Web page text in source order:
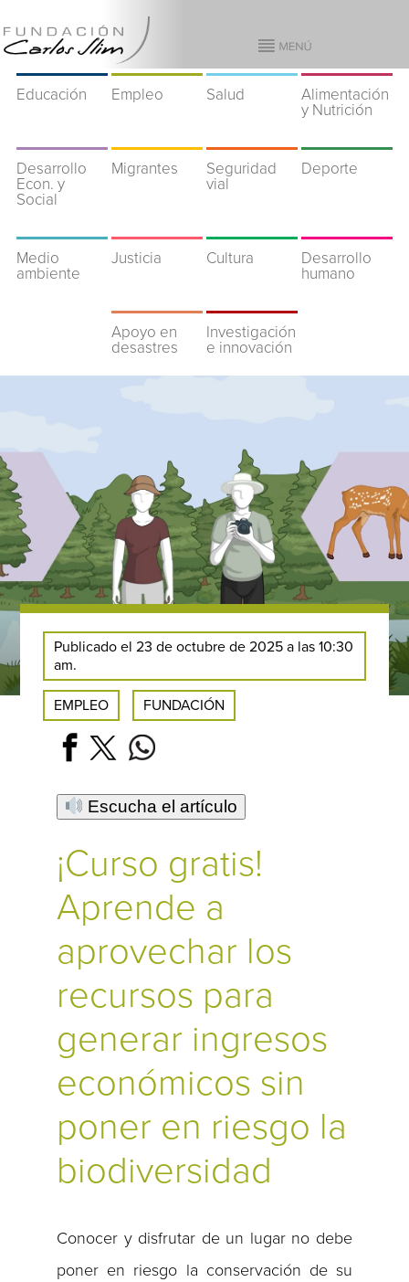
Educación Empleo Salud
Alimentación
y Nutrición
Desarrollo
Econ. y
Social
Migrantes
Seguridad
vial
Deporte
Medio
ambiente
Justicia Cultura
Desarrollo
humano
Apoyo en
desastres
Investigación
e innovación
Publicado el 23 de octubre de 2025 a las 10:30
am.
EMPLEO FUNDACIÓN
Escucha el artículo
¡Curso gratis!
Aprende a
aprovechar los
recursos para
generar ingresos
económicos sin
poner en riesgo la
biodiversidad
Conocer y disfrutar de un lugar no debe
poner en riesgo la conservación de su